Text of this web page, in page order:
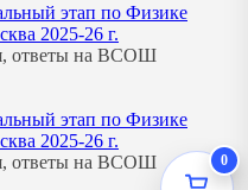
этап по Физике
2025-26 г.
ответы на ВСОШ
этап по Физике
2025-26 г.
ответы на ВСОШ
0